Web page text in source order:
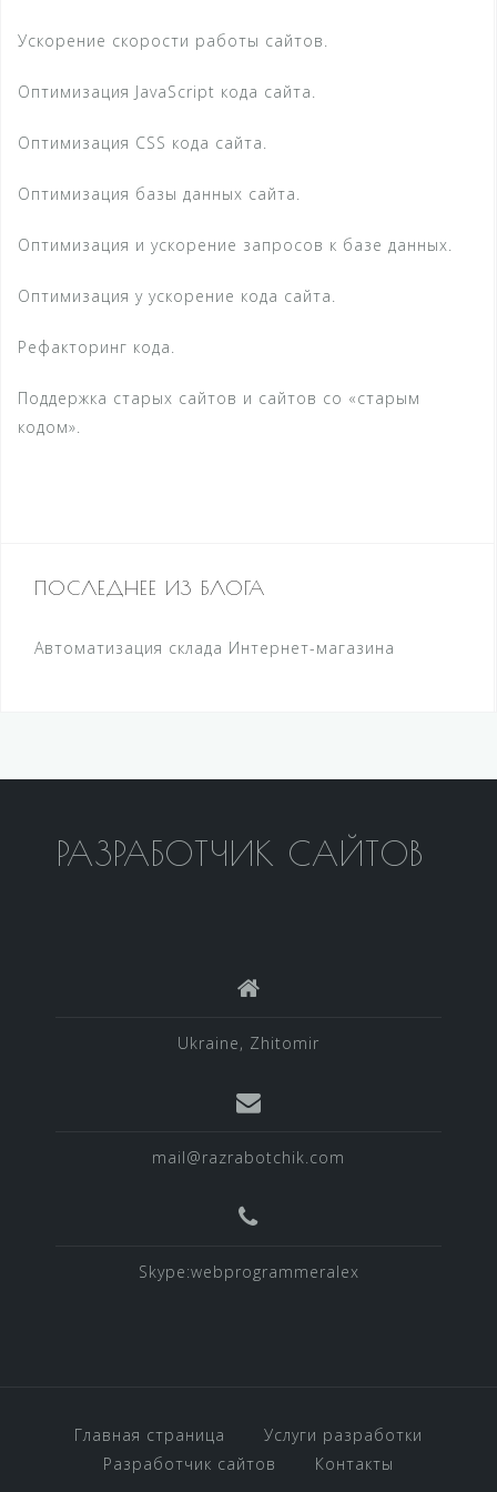
Ускорение скорости работы сайтов.
Оптимизация JavaScript кода сайта.
Оптимизация CSS кода сайта.
Оптимизация базы данных сайта.
Оптимизация и ускорение запросов к базе данных.
Оптимизация у ускорение кода сайта.
Рефакторинг кода.
Поддержка старых сайтов и сайтов со «старым
кодом».
ПОСЛЕДНЕЕ ИЗ БЛОГА
Автоматизация склада Интернет-магазина
РАЗРАБОТЧИК САЙТОВ
Ukraine, Zhitomir
mail@razrabotchik.com
Skype:webprogrammeralex
Главная страница
Услуги разработки
Разработчик сайтов
Контакты